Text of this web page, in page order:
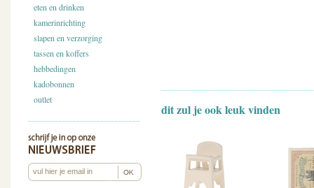
eten en drinken
kamerinrichting
slapen en verzorging
tassen en koffers
hebbedingen
kadobonnen
outlet
dit zul je ook leuk vinden